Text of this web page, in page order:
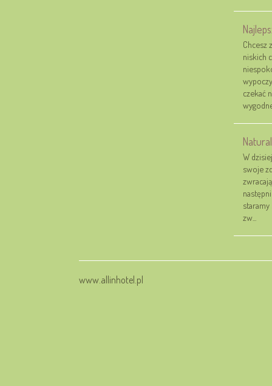
Chcesz
niskich
czekać
W
swoje
zw...
www.allinhotel.pl